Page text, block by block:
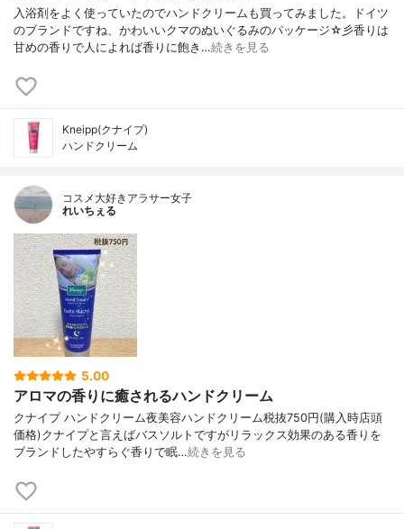
入浴剤をよく使っていたのでハンドクリームも買ってみました。ドイツ
のブランドですね、かわいいクマのぬいぐるみのパッケージ☆彡香りは
甘めの香りで人によれば香りに飽き…続きを見る
Kneipp(クナイプ)
ハンドクリーム
コスメ大好きアラサー女子
れいちぇる
5.00
アロマの香りに癒されるハンドクリーム
クナイプ ハンドクリーム夜美容ハンドクリーム税抜750円(購入時店頭
価格)クナイプと言えばバスソルトですがリラックス効果のある香りを
ブランドしたやすらぐ香りで眠…続きを見る